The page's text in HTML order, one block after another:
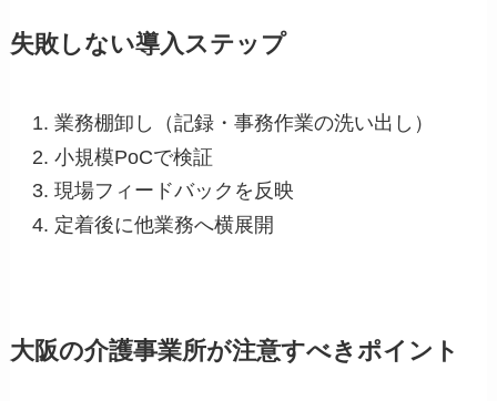
失敗しない導入ステップ
業務棚卸し（記録・事務作業の洗い出し）
小規模PoCで検証
現場フィードバックを反映
定着後に他業務へ横展開
大阪の介護事業所が注意すべきポイント